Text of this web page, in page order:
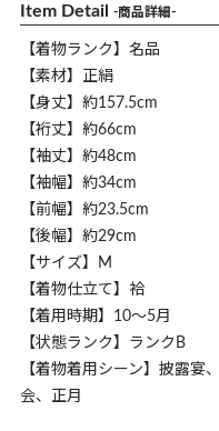
Item Detail -商品詳細-
【着物ランク】名品
【素材】正絹
【身丈】約157.5cm
【裄丈】約66cm
【袖丈】約48cm
【袖幅】約34cm
【前幅】約23.5cm
【後幅】約29cm
【サイズ】M
【着物仕立て】袷
【着用時期】10～5月
【状態ランク】ランクB
【着物着用シーン】披露宴
会、正月